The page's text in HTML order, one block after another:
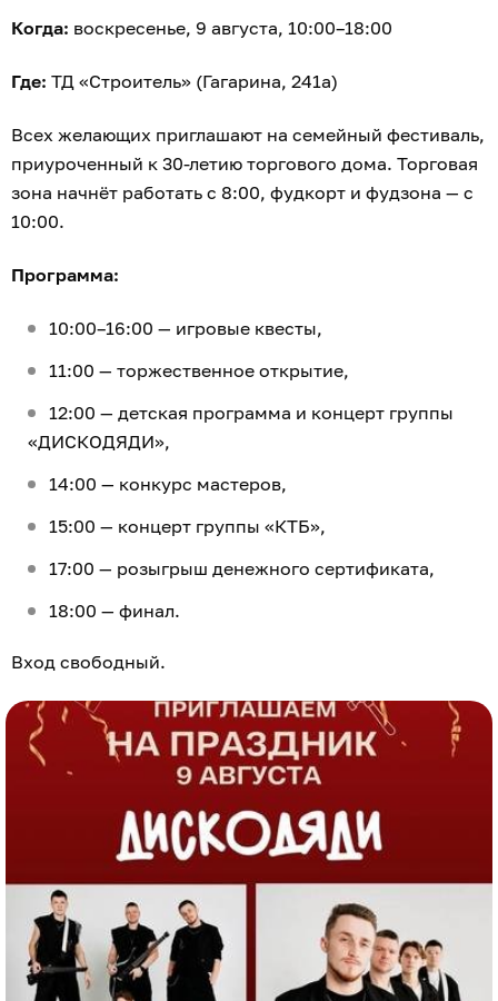
Когда: воскресенье, 9 августа, 10:00–18:00
Где: ТД «Строитель» (Гагарина, 241а)
Всех желающих приглашают на семейный фестиваль,
приуроченный к 30-летию торгового дома. Торговая
зона начнёт работать с 8:00, фудкорт и фудзона — с
10:00.
Программа:
10:00–16:00 — игровые квесты,
11:00 — торжественное открытие,
12:00 — детская программа и концерт группы
«ДИСКОДЯДИ»,
14:00 — конкурс мастеров,
15:00 — концерт группы «КТБ»,
17:00 — розыгрыш денежного сертификата,
18:00 — финал.
Вход свободный.